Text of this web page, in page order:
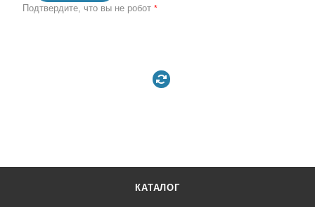
Подтвердите, что вы не робот *
КАТАЛОГ